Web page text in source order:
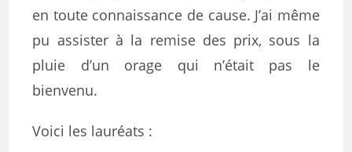
en toute connaissance de cause. J’ai même
pu assister à la remise des prix, sous la
pluie d’un orage qui n’était pas le
bienvenu.
Voici les lauréats :